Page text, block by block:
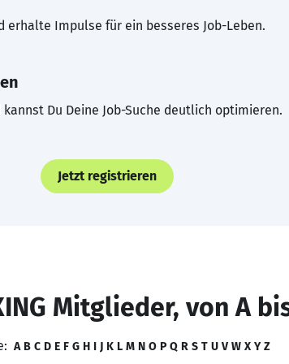
erhalte Impulse für ein besseres Job-Leben.
Du Deine Job-Suche deutlich optimieren.
Jetzt registrieren
Mitglieder, von A
A B C D E F G H I J K L M N O P Q R S T U V W X Y Z